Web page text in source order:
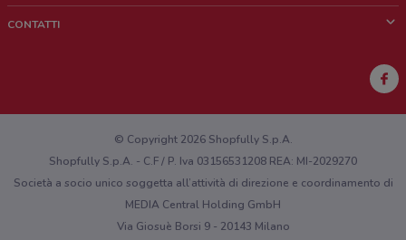
Lavora con noi
Richieste commerciali e marketing
CONTATTI
Hai un malfunzionamento sul web o sull'app?
© Copyright 2026 Shopfully S.p.A.
Shopfully S.p.A. - C.F / P. Iva 03156531208 REA: MI-2029270
Società a socio unico soggetta all’attività di direzione e coordinamento di
MEDIA Central Holding GmbH
Via Giosuè Borsi 9 - 20143 Milano